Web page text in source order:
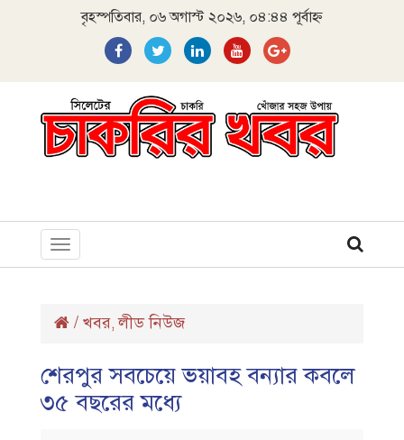
বৃহস্পতিবার, ০৬ অগাস্ট ২০২৬, ০৪:৪৪ পূর্বাহ্ন
Toggle
navigation
/ খবর,লীড নিউজ
শেরপুর সবচেয়ে ভয়াবহ বন্যার কবলে
৩৫ বছরের মধ্যে